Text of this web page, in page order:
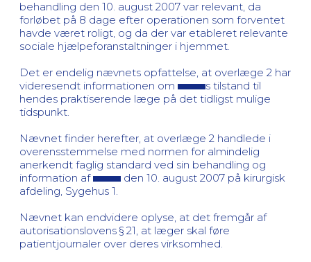
behandling den 10. august 2007 var relevant, da
forløbet på 8 dage efter operationen som forventet
havde været roligt, og da der var etableret relevante
sociale hjælpeforanstaltninger i hjemmet.
Det er endelig nævnets opfattelse, at overlæge 2 har
videresendt informationen om
s tilstand til
hendes praktiserende læge på det tidligst mulige
tidspunkt.
Nævnet finder herefter, at overlæge 2 handlede i
overensstemmelse med normen for almindelig
anerkendt faglig standard ved sin behandling og
information af
den 10. august 2007 på kirurgisk
afdeling, Sygehus 1.
Nævnet kan endvidere oplyse, at det fremgår af
autorisationslovens § 21, at læger skal føre
patientjournaler over deres virksomhed.